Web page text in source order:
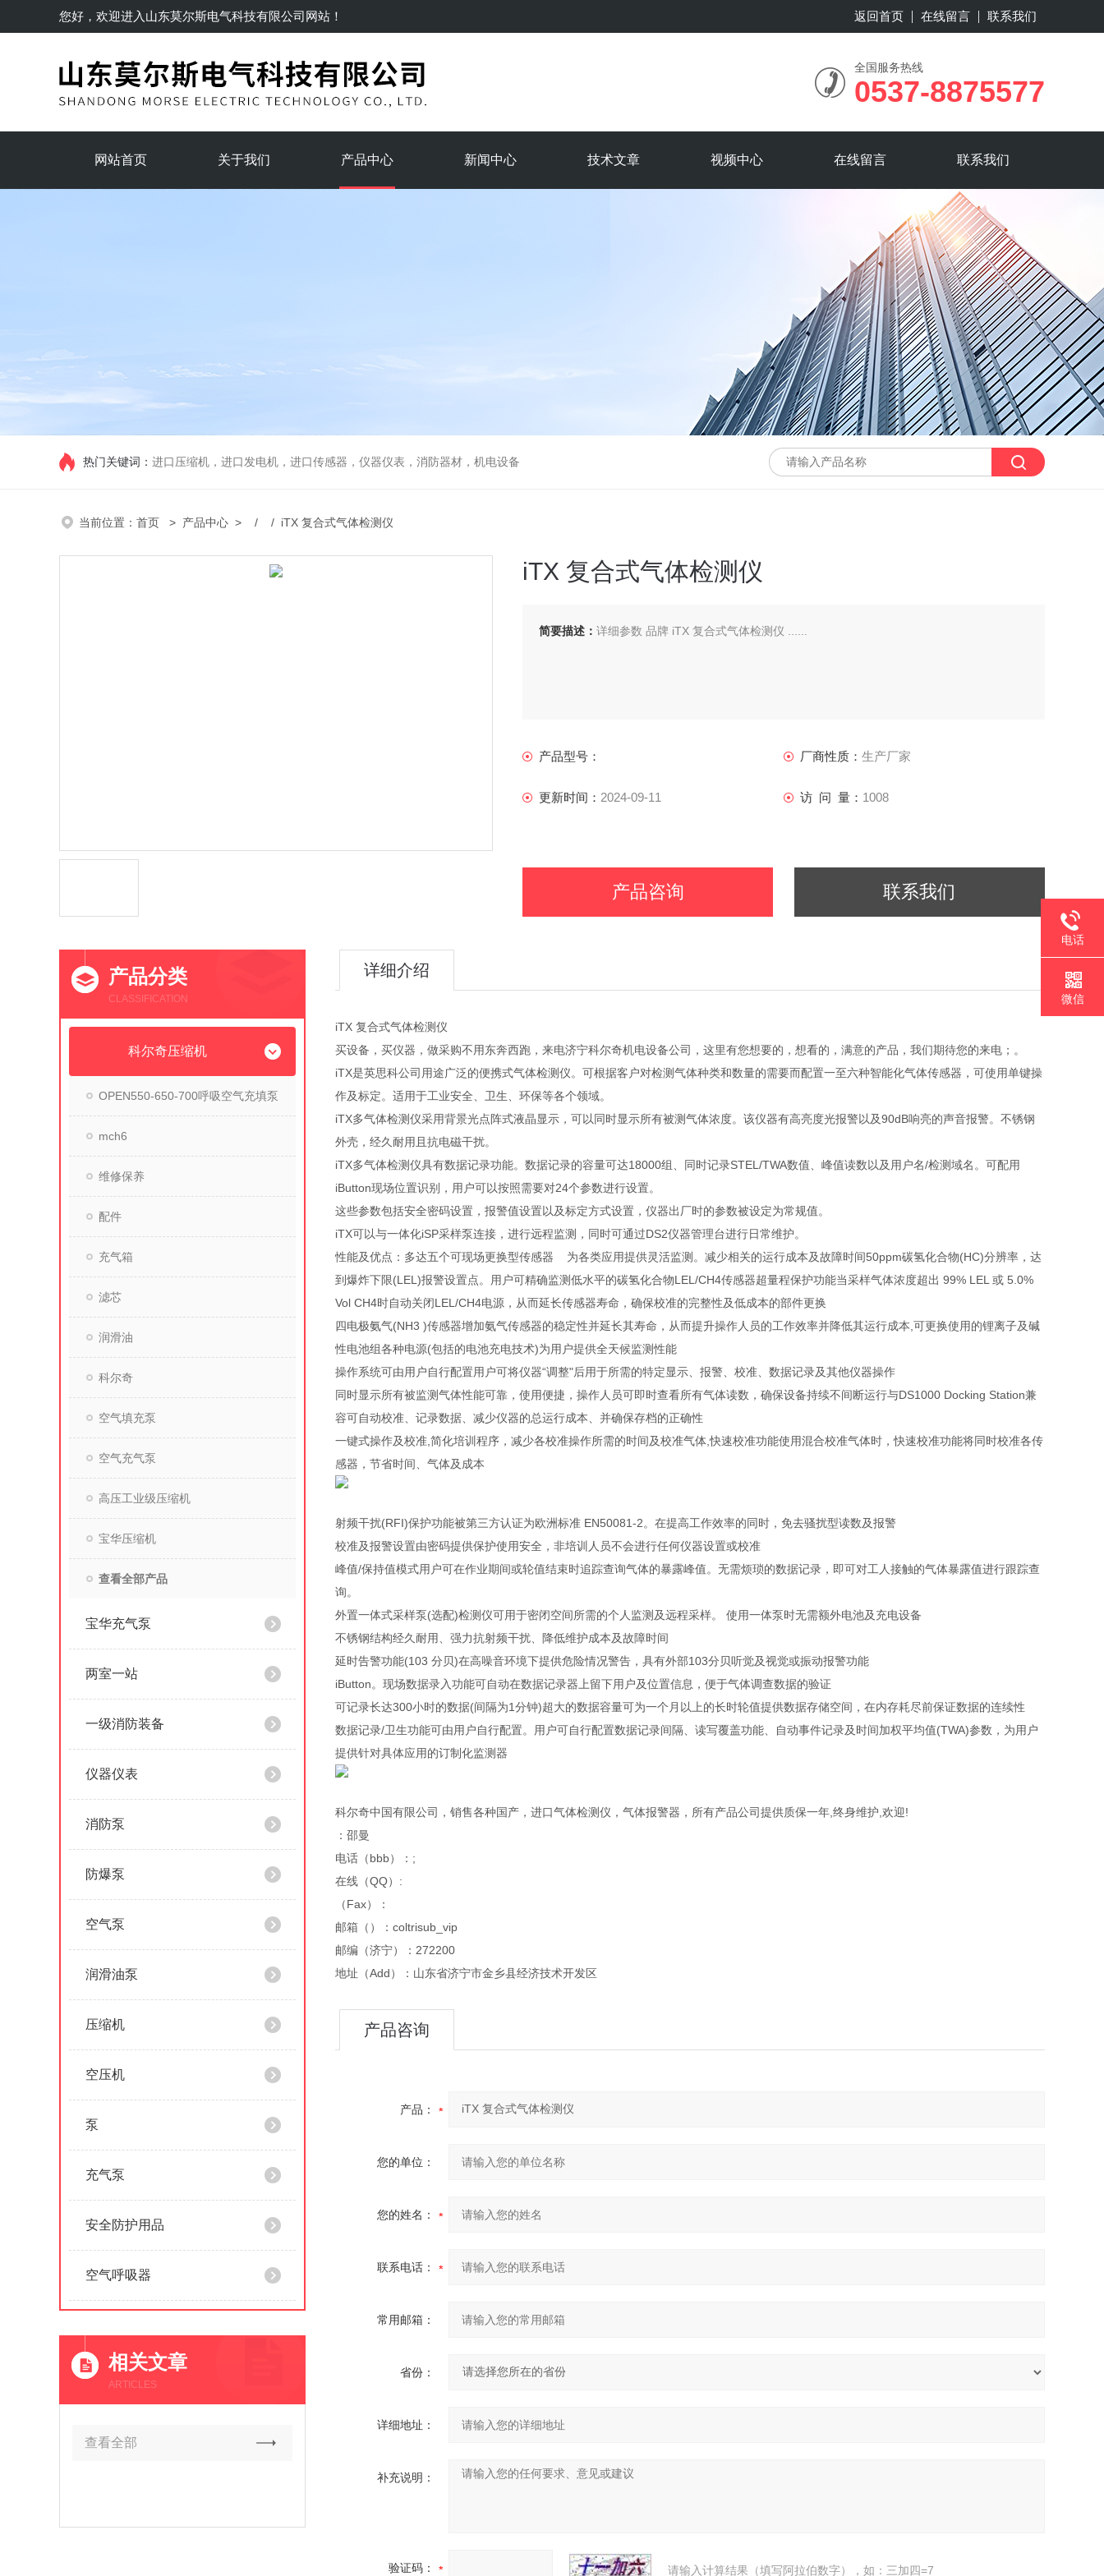
您好，欢迎进入 山东莫尔斯电气科技有限公司网站！ 返回首页 在线留言 联系我们
全国服务热线
0537-8875577
网站首页 关于我们 产品中心 新闻中心 技术文章 视频中心 在线留言 联系我们
热门关键词： 进口压缩机，进口发电机，进口传感器，仪器仪表，消防器材，机电设备
当前位置： 首页 > 产品中心 > / / iTX 复合式气体检测仪
iTX 复合式气体检测仪
简要描述： 详细参数 品牌 iTX 复合式气体检测仪 ......
产品型号： 厂商性质： 生产厂家
更新时间： 2024-09-11 访 问 量： 1008
产品咨询 联系我们
产品分类
CLASSIFICATION
科尔奇压缩机
OPEN550-650-700呼吸空气充填泵
mch6
维修保养
配件
充气箱
滤芯
润滑油
科尔奇
空气填充泵
空气充气泵
高压工业级压缩机
宝华压缩机
查看全部产品
宝华充气泵
两室一站
一级消防装备
仪器仪表
消防泵
防爆泵
空气泵
润滑油泵
压缩机
空压机
泵
充气泵
安全防护用品
空气呼吸器
相关文章
ARTICLES
查看全部
详细介绍
iTX 复合式气体检测仪
买设备，买仪器，做采购不用东奔西跑，来电济宁科尔奇机电设备公司，这里有您想要的，想看的，满意的产品，我们期待您的来电；。
iTX是英思科公司用途广泛的便携式气体检测仪。可根据客户对检测气体种类和数量的需要而配置一至六种智能化气体传感器，可使用单键操
作及标定。适用于工业安全、卫生、环保等各个领域。
iTX多气体检测仪采用背景光点阵式液晶显示，可以同时显示所有被测气体浓度。该仪器有高亮度光报警以及90dB响亮的声音报警。不锈钢
外壳，经久耐用且抗电磁干扰。
iTX多气体检测仪具有数据记录功能。数据记录的容量可达18000组、同时记录STEL/TWA数值、峰值读数以及用户名/检测域名。可配用
iButton现场位置识别，用户可以按照需要对24个参数进行设置。
这些参数包括安全密码设置，报警值设置以及标定方式设置，仪器出厂时的参数被设定为常规值。
iTX可以与一体化iSP采样泵连接，进行远程监测，同时可通过DS2仪器管理台进行日常维护。
性能及优点：多达五个可现场更换型传感器 为各类应用提供灵活监测。减少相关的运行成本及故障时间50ppm碳氢化合物(HC)分辨率，达
到爆炸下限(LEL)报警设置点。用户可精确监测低水平的碳氢化合物LEL/CH4传感器超量程保护功能当采样气体浓度超出 99% LEL 或 5.0%
Vol CH4时自动关闭LEL/CH4电源，从而延长传感器寿命，确保校准的完整性及低成本的部件更换
四电极氨气(NH3 )传感器增加氨气传感器的稳定性并延长其寿命，从而提升操作人员的工作效率并降低其运行成本,可更换使用的锂离子及碱
性电池组各种电源(包括的电池充电技术)为用户提供全天候监测性能
操作系统可由用户自行配置用户可将仪器“调整"后用于所需的特定显示、报警、校准、数据记录及其他仪器操作
同时显示所有被监测气体性能可靠，使用便捷，操作人员可即时查看所有气体读数，确保设备持续不间断运行与DS1000 Docking Station兼
容可自动校准、记录数据、减少仪器的总运行成本、并确保存档的正确性
一键式操作及校准,简化培训程序，减少各校准操作所需的时间及校准气体,快速校准功能使用混合校准气体时，快速校准功能将同时校准各传
感器，节省时间、气体及成本
射频干扰(RFI)保护功能被第三方认证为欧洲标准 EN50081-2。在提高工作效率的同时，免去骚扰型读数及报警
校准及报警设置由密码提供保护使用安全，非培训人员不会进行任何仪器设置或校准
峰值/保持值模式用户可在作业期间或轮值结束时追踪查询气体的暴露峰值。无需烦琐的数据记录，即可对工人接触的气体暴露值进行跟踪查
询。
外置一体式采样泵(选配)检测仪可用于密闭空间所需的个人监测及远程采样。 使用一体泵时无需额外电池及充电设备
不锈钢结构经久耐用、强力抗射频干扰、降低维护成本及故障时间
延时告警功能(103 分贝)在高噪音环境下提供危险情况警告，具有外部103分贝听觉及视觉或振动报警功能
iButton。现场数据录入功能可自动在数据记录器上留下用户及位置信息，便于气体调查数据的验证
可记录长达300小时的数据(间隔为1分钟)超大的数据容量可为一个月以上的长时轮值提供数据存储空间，在内存耗尽前保证数据的连续性
数据记录/卫生功能可由用户自行配置。用户可自行配置数据记录间隔、读写覆盖功能、自动事件记录及时间加权平均值(TWA)参数，为用户
提供针对具体应用的订制化监测器
科尔奇中国有限公司，销售各种国产，进口气体检测仪，气体报警器，所有产品公司提供质保一年,终身维护,欢迎!
：邵曼
电话（bbb）：;
在线（QQ）:
（Fax）：
邮箱（）：coltrisub_vip
邮编（济宁）：272200
地址（Add）：山东省济宁市金乡县经济技术开发区
产品咨询
产品：
您的单位：
您的姓名：
联系电话：
常用邮箱：
省份：
详细地址：
补充说明：
验证码： 请输入计算结果（填写阿拉伯数字），如：三加四=7
电话
微信